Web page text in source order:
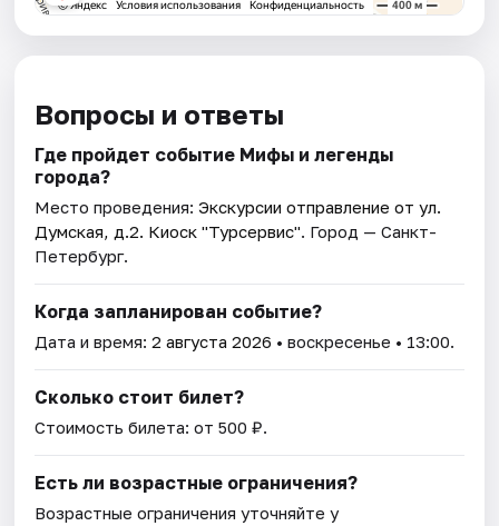
Вопросы и ответы
Где пройдет событие Мифы и легенды
города?
Место проведения:Экскурсии отправление от ул.
Думская, д.2. Киоск "Турсервис". Город — Санкт-
Петербург.
Когда запланирован событие?
Дата и время:2 августа 2026 • воскресенье • 13:00.
Сколько стоит билет?
Стоимость билета: от 500 ₽.
Есть ли возрастные ограничения?
Возрастные ограничения уточняйте у